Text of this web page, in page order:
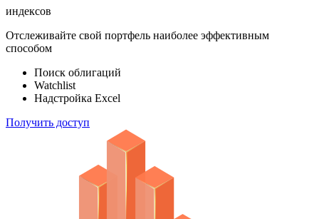
индексов
Отслеживайте свой портфель наиболее эффективным
способом
Поиск облигаций
Watchlist
Надстройка Excel
Получить доступ